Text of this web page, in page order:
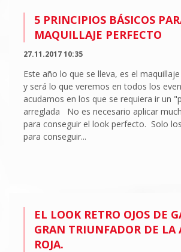
5 PRINCIPIOS BÁSICOS
MAQUILLAJE PERFECTO
27.11.2017 10:35
Este año lo que se lleva, es el
y será lo que veremos en todos los
acudamos en los que se requiera ir un
arreglada No es necesario aplicar
para conseguir el look perfecto. Solo
para conseguir...
EL LOOK RETRO OJOS DE
GRAN TRIUNFADOR DE LA
ROJA.